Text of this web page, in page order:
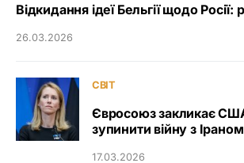
Відкидання ідеї Бельгії щодо Росії:
26.03.2026
СВІТ
Євросоюз закликає США
зупинити війну з Іраном
17.03.2026